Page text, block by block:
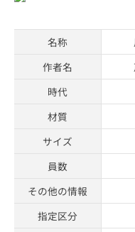
名称
作者名
時代
材質
サイズ
員数
その他の情報
指定区分